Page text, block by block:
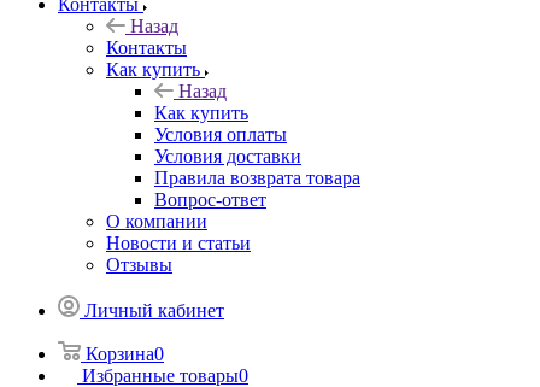
Контакты
Назад
Контакты
Как купить
Назад
Как купить
Условия оплаты
Условия доставки
Правила возврата товара
Вопрос-ответ
О компании
Новости и статьи
Отзывы
Личный кабинет
Корзина0
Избранные товары0